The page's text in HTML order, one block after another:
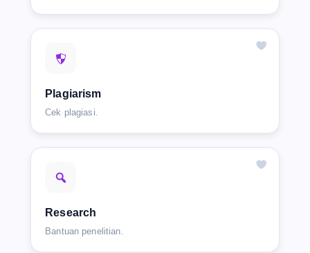
Plagiarism
Cek plagiasi.
Research
Bantuan penelitian.